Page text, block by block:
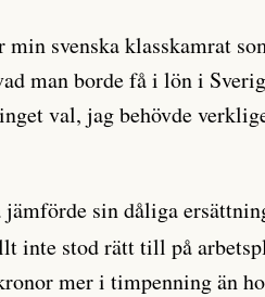
svenska klasskamrat
man borde få i lön i
val, jag behövde
jämförde sin dåliga
inte stod rätt till på
mer i timpenning än